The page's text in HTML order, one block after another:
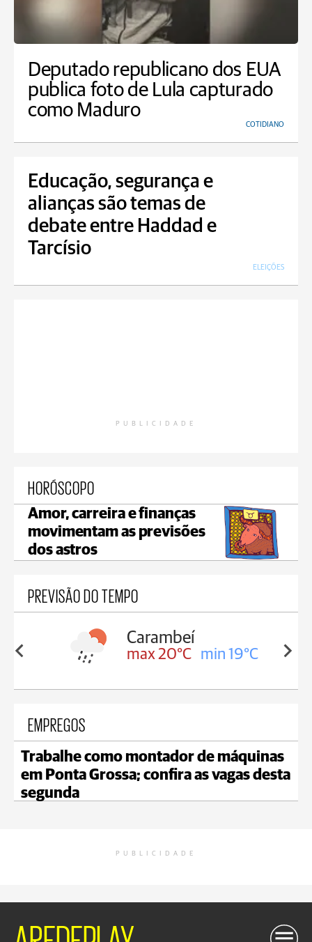
Deputado republicano dos EUA
publica foto de Lula capturado
como Maduro
COTIDIANO
Educação, segurança e
alianças são temas de
debate entre Haddad e
Tarcísio
ELEIÇÕES
PUBLICIDADE
HORÓSCOPO
Amor, carreira e finanças
movimentam as previsões
dos astros
PREVISÃO DO TEMPO
19°C
Carambeí
max 20°C min 19°C
EMPREGOS
Trabalhe como montador de máquinas
em Ponta Grossa; confira as vagas desta
segunda
PUBLICIDADE